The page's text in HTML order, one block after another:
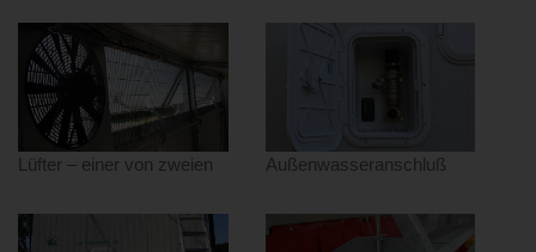
Lüfter – einer von zweien Außenwasseranschluß